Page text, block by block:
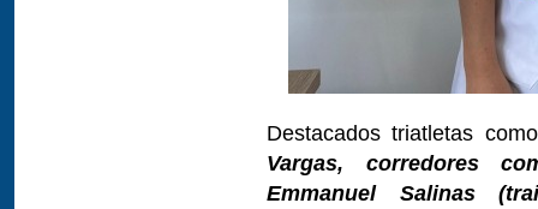
Destacados triatletas
Vargas, corredores
Emmanuel Salinas